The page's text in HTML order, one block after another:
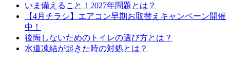
いま備えること！2027年問題とは？
【4月チラシ】エアコン早期お取替えキャンペーン開催
中！
後悔しないためのトイレの選び方とは？
水道凍結が起きた時の対処とは？